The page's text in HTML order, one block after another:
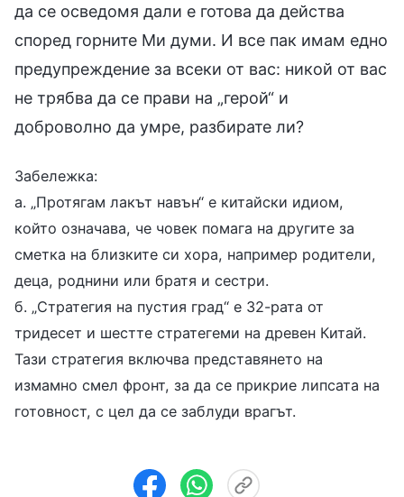
да се осведомя дали е готова да действа
според горните Ми думи. И все пак имам едно
предупреждение за всеки от вас: никой от вас
не трябва да се прави на „герой“ и
доброволно да умре, разбирате ли?
Забележка:
а. „Протягам лакът навън“ е китайски идиом,
който означава, че човек помага на другите за
сметка на близките си хора, например родители,
деца, роднини или братя и сестри.
б. „Стратегия на пустия град“ е 32-рата от
тридесет и шестте стратегеми на древен Китай.
Тази стратегия включва представянето на
измамно смел фронт, за да се прикрие липсата на
готовност, с цел да се заблуди врагът.